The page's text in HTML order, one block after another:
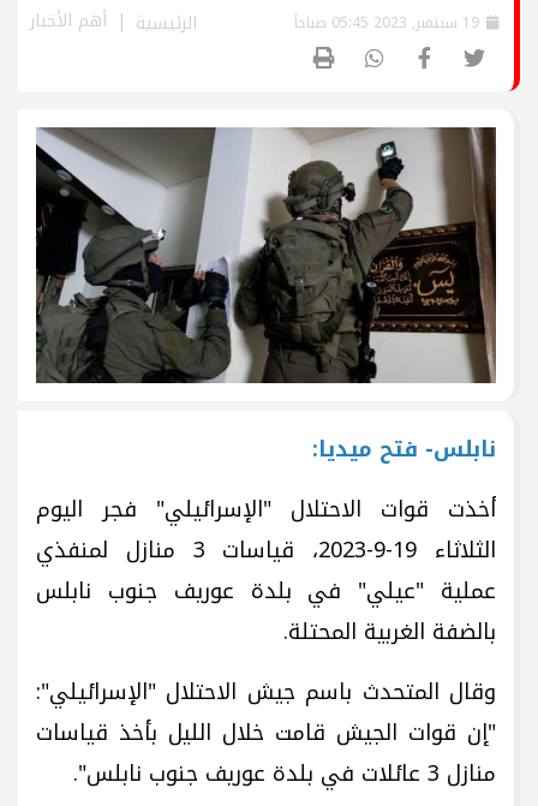
الرئيسية أهم الأخبار
نابلس- فتح ميديا:
أخذت قوات الاحتلال "الإسرائيلي" فجر اليوم
الثلاثاء 19-9-2023، قياسات 3 منازل لمنفذي
عملية "عيلي" في بلدة عوريف جنوب نابلس
بالضفة الغربية المحتلة.
وقال المتحدث باسم جيش الاحتلال "الإسرائيلي":
"إن قوات الجيش قامت خلال الليل بأخذ قياسات
منازل 3 عائلات في بلدة عوريف جنوب نابلس".